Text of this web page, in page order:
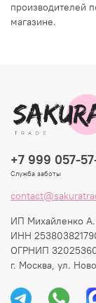
производителей
магазине.
+7 999 057-
Служба заботы
ИП Михайленко
ИНН
ОГРНИП
г. Москва, ул.